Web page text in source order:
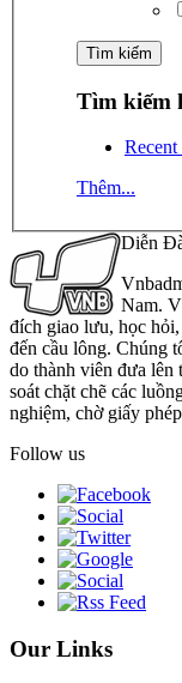
Tìm kiếm
Recent
Thêm...
Diễn
Nam.
đích giao lưu, học
đến cầu lông. Chúng
do thành viên đưa
soát chặt chẽ các
nghiệm, chờ giấy
Follow us
Our Links